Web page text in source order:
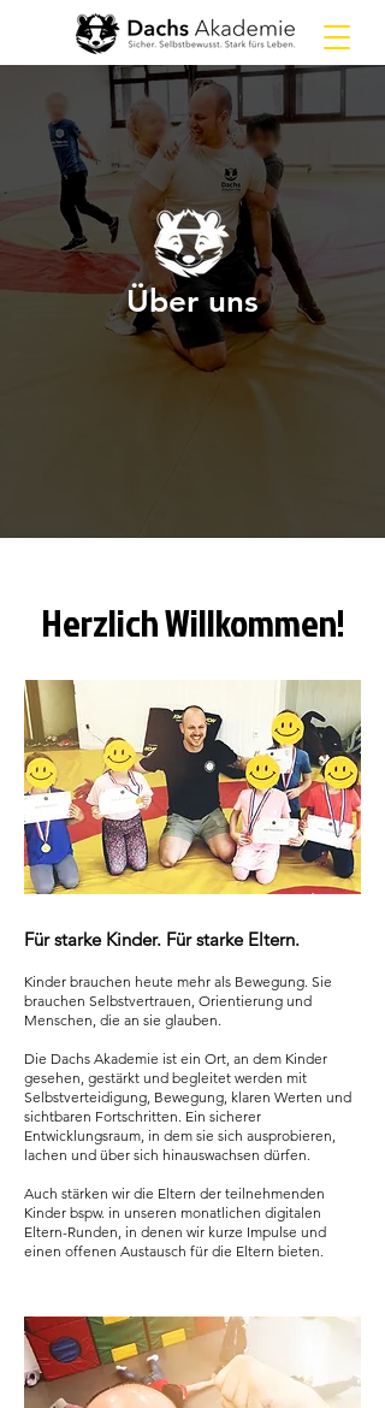
Über uns
Herzlich Willkommen!
Für starke Kinder. Für starke Eltern.
Kinder brauchen heute mehr als Bewegung. Sie
brauchen Selbstvertrauen, Orientierung und
Menschen, die an sie glauben.
Die Dachs Akademie ist ein Ort, an dem Kinder
gesehen, gestärkt und begleitet werden mit
Selbstverteidigung, Bewegung, klaren Werten und
sichtbaren Fortschritten. Ein sicherer
Entwicklungsraum, in dem sie sich ausprobieren,
lachen und über sich hinauswachsen dürfen.
Auch stärken wir die Eltern der teilnehmenden
Kinder bspw. in unseren monatlichen digitalen
Eltern-Runden, in denen wir kurze Impulse und
einen offenen Austausch für die Eltern bieten.